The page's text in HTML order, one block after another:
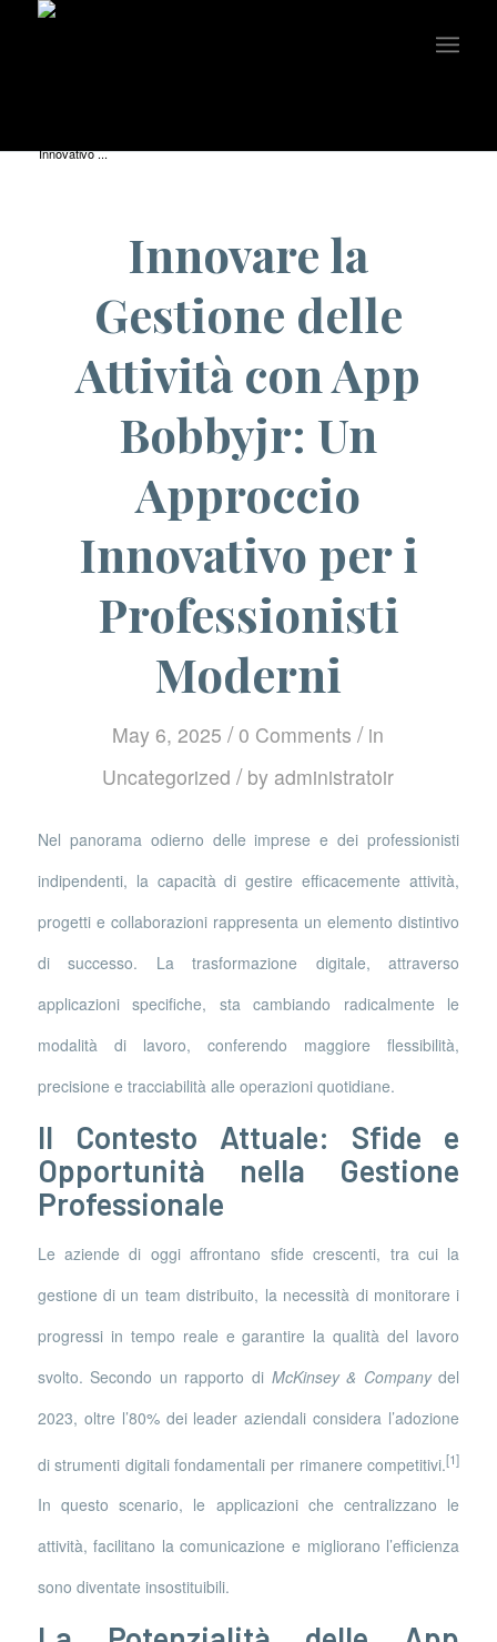
Innovativo ...
Innovare la
Gestione delle
Attività con App
Bobbyjr: Un
Approccio
Innovativo per i
Professionisti
Moderni
May 6, 2025 / 0 Comments / in
Uncategorized / by administratoir
Nel panorama odierno delle imprese e dei professionisti
indipendenti, la capacità di gestire efficacemente attività,
progetti e collaborazioni rappresenta un elemento distintivo
di successo. La trasformazione digitale, attraverso
applicazioni specifiche, sta cambiando radicalmente le
modalità di lavoro, conferendo maggiore flessibilità,
precisione e tracciabilità alle operazioni quotidiane.
Il Contesto Attuale: Sfide e
Opportunità nella Gestione
Professionale
Le aziende di oggi affrontano sfide crescenti, tra cui la
gestione di un team distribuito, la necessità di monitorare i
progressi in tempo reale e garantire la qualità del lavoro
svolto. Secondo un rapporto di McKinsey & Companydel
2023, oltre l’80% dei leader aziendali considera l’adozione
di strumenti digitali fondamentali per rimanere competitivi.[1]
In questo scenario, le applicazioni che centralizzano le
attività, facilitano la comunicazione e migliorano l’efficienza
sono diventate insostituibili.